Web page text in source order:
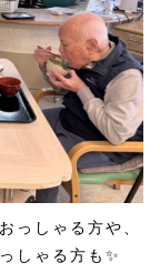
っしゃる方や、
しゃる方も✨